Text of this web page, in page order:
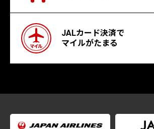
JALカード決済で
マイルがたまる